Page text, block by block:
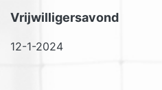
Vrijwilligersavond
12-1-2024